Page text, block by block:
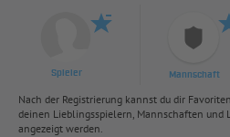
Spieler Mannschaft
Nach der Registrierung kannst du dir
deinen Lieblingsspielern, Mannschaften und
angezeigt werden.